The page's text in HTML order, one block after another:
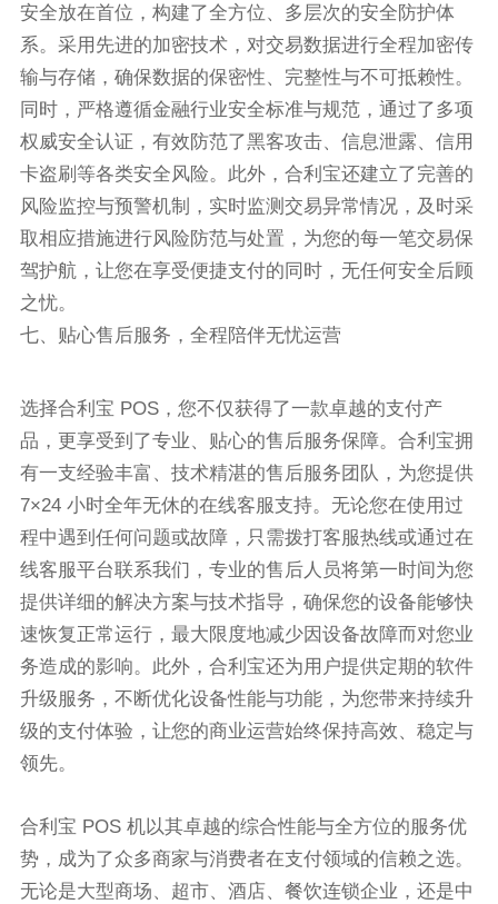
安全放在首位，构建了全方位、多层次的安全防护体
系。采用先进的加密技术，对交易数据进行全程加密传
输与存储，确保数据的保密性、完整性与不可抵赖性。
同时，严格遵循金融行业安全标准与规范，通过了多项
权威安全认证，有效防范了黑客攻击、信息泄露、信用
卡盗刷等各类安全风险。此外，合利宝还建立了完善的
风险监控与预警机制，实时监测交易异常情况，及时采
取相应措施进行风险防范与处置，为您的每一笔交易保
驾护航，让您在享受便捷支付的同时，无任何安全后顾
之忧。
七、贴心售后服务，全程陪伴无忧运营
选择合利宝 POS，您不仅获得了一款卓越的支付产
品，更享受到了专业、贴心的售后服务保障。合利宝拥
有一支经验丰富、技术精湛的售后服务团队，为您提供
7×24 小时全年无休的在线客服支持。无论您在使用过
程中遇到任何问题或故障，只需拨打客服热线或通过在
线客服平台联系我们，专业的售后人员将第一时间为您
提供详细的解决方案与技术指导，确保您的设备能够快
速恢复正常运行，最大限度地减少因设备故障而对您业
务造成的影响。此外，合利宝还为用户提供定期的软件
升级服务，不断优化设备性能与功能，为您带来持续升
级的支付体验，让您的商业运营始终保持高效、稳定与
领先。
合利宝 POS 机以其卓越的综合性能与全方位的服务优
势，成为了众多商家与消费者在支付领域的信赖之选。
无论是大型商场、超市、酒店、餐饮连锁企业，还是中